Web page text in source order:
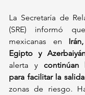
La Secretaría de
(SRE) informó
mexicanas en
Egipto y
alerta y continúan
para facilitar la